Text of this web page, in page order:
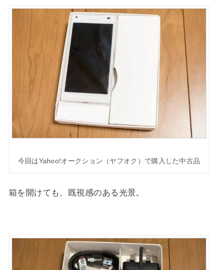
今回はYahoo!オークション（ヤフオク）で購入した中古品
箱を開けても、既視感のある光景。